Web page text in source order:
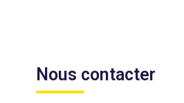
Nous contacter